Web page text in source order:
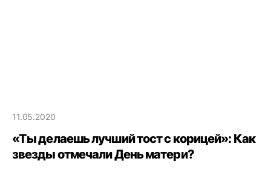
11.05.2020
«Ты делаешь лучший тост с корицей»: Как
звезды отмечали День матери?